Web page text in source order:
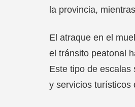
la provincia,
El atraque en el
el tránsito peatonal
Este tipo de escalas
y servicios turísticos